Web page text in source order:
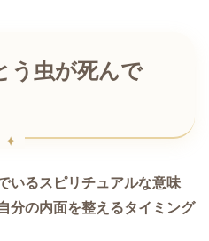
う虫が死んで
いるスピリチュアルな意味
分の内面を整えるタイミング